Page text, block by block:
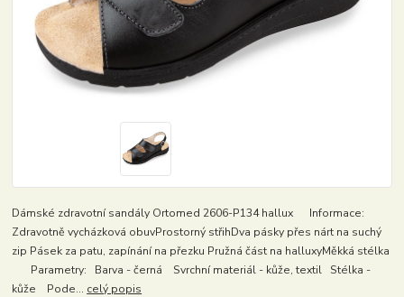
Dámské zdravotní sandály Ortomed 2606-P134 hallux Informace:
Zdravotně vycházková obuvProstorný střihDva pásky přes nárt na suchý
zip Pásek za patu, zapínání na přezku Pružná část na halluxyMěkká stélka
Parametry: Barva - černá Svrchní materiál - kůže, textil Stélka -
kůže Pode... celý popis